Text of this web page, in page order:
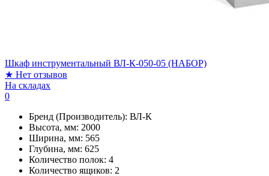
Шкаф инструментальный ВЛ-К-050-05 (НАБОР)
★ Нет отзывов
На складах
0
Бренд (Производитель): ВЛ-К
Высота, мм: 2000
Ширина, мм: 565
Глубина, мм: 625
Количество полок: 4
Количество ящиков: 2